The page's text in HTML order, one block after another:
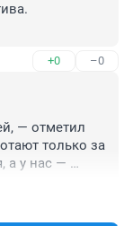
+0 –0
— отметил
только за
а у нас —